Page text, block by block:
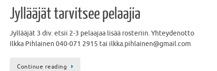
Jyllääjät tarvitsee pelaajia
Jyllääjät 3 div. etsii 2-3 pelaajaa lisää rosteriin. Yhteydenotto
Ilkka Pihlainen 040-071 2915 tai ilkka.pihlainen@gmail.com
Continue reading